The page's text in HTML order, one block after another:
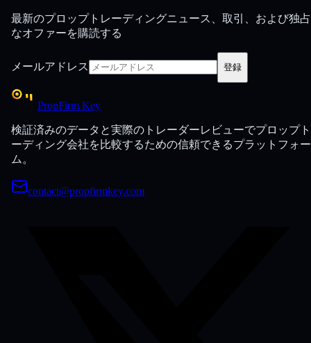
最新のプロップトレーディングニュース、取引、および独
なオファーを購読する
メールアドレス 登録
PropFirm Key
検証済みのデータと実際のトレーダーレビューでプロップ
ーディング会社を比較するための信頼できるプラットフォー
ム。
contact@propfirmkey.com